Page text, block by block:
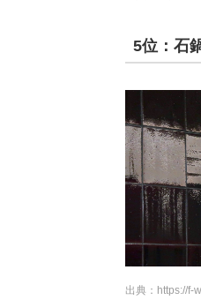
5位：石
出典： https://f-